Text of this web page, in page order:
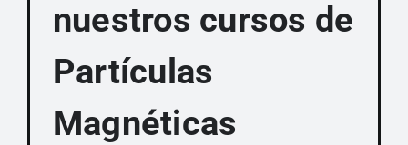
nuestros cursos de
Partículas
Magnéticas